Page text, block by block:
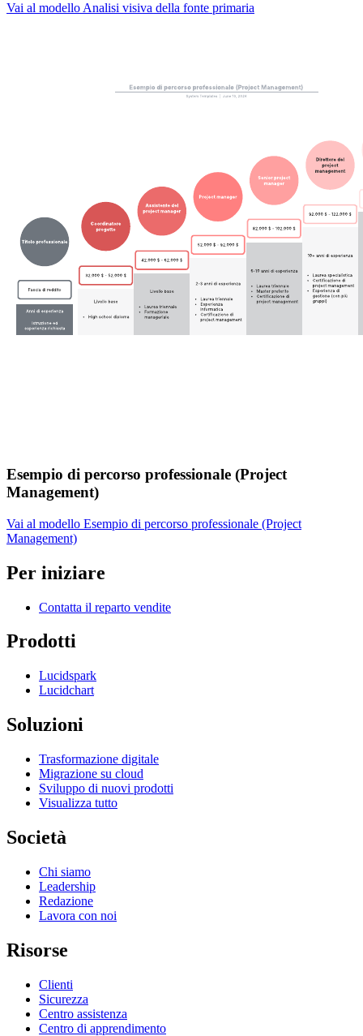
Vai al modello Analisi visiva della fonte primaria
Esempio di percorso professionale (Project
Management)
Vai al modello Esempio di percorso professionale (Project
Management)
Per iniziare
Contatta il reparto vendite
Prodotti
Lucidspark
Lucidchart
Soluzioni
Trasformazione digitale
Migrazione su cloud
Sviluppo di nuovi prodotti
Visualizza tutto
Società
Chi siamo
Leadership
Redazione
Lavora con noi
Risorse
Clienti
Sicurezza
Centro assistenza
Centro di apprendimento